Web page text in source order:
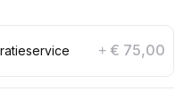
+ € 75,00